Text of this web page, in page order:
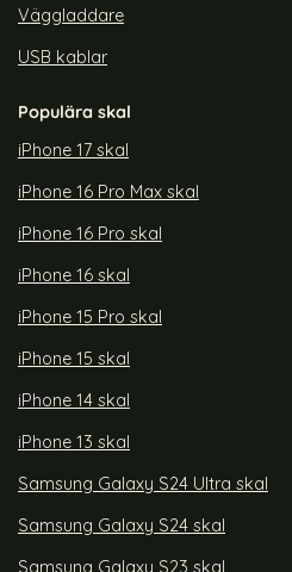
Väggladdare
USB kablar
Populära skal
iPhone 17 skal
iPhone 16 Pro Max skal
iPhone 16 Pro skal
iPhone 16 skal
iPhone 15 Pro skal
iPhone 15 skal
iPhone 14 skal
iPhone 13 skal
Samsung Galaxy S24 Ultra skal
Samsung Galaxy S24 skal
Samsung Galaxy S23 skal